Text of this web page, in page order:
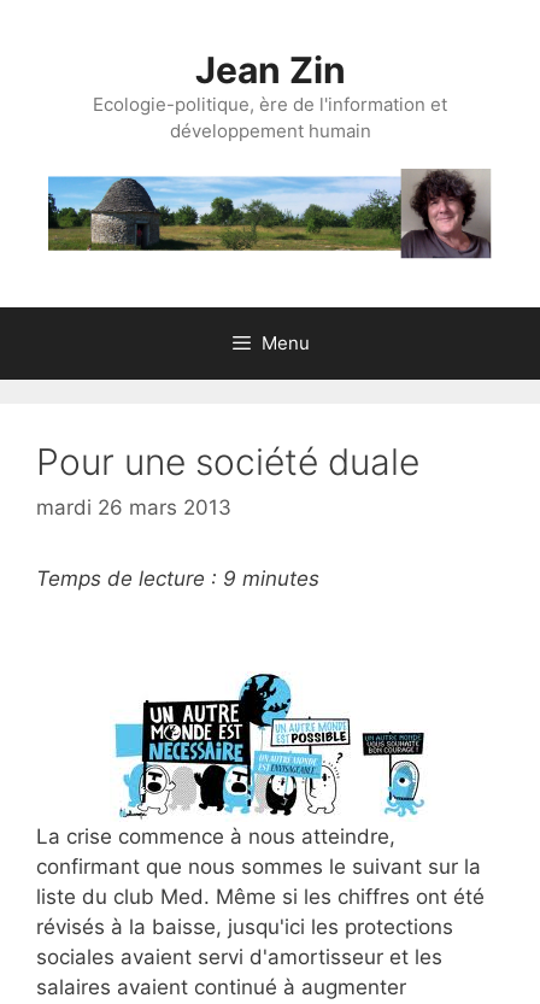
Jean Zin
Ecologie-politique, ère de l'information et
développement humain
Menu
Pour une société duale
mardi 26 mars 2013
Temps de lecture : 9 minutes
La crise commence à nous atteindre,
confirmant que nous sommes le suivant sur la
liste du club Med. Même si les chiffres ont été
révisés à la baisse, jusqu'ici les protections
sociales avaient servi d'amortisseur et les
salaires avaient continué à augmenter